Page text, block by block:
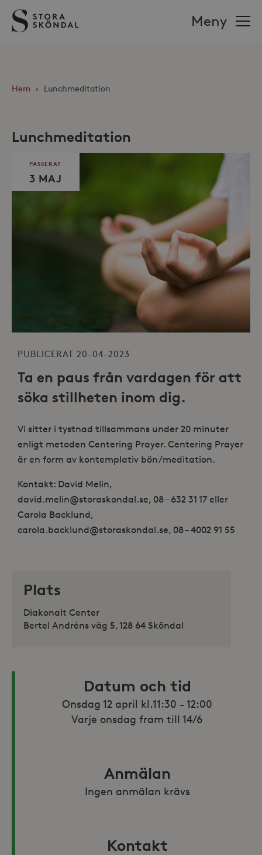
Stora
Sköndal
Meny
Hem › Lunchmeditation
Lunchmeditation
PASSERAT
3 MAJ
PUBLICERAT 20-04-2023
Ta en paus från vardagen för att
söka stillheten inom dig.
Vi sitter i tystnad tillsammans under 20 minuter
enligt metoden Centering Prayer. Centering Prayer
är en form av kontemplativ bön/meditation.
Kontakt: David Melin,
david.melin@storaskondal.se, 08 – 632 31 17 eller
Carola Backlund,
carola.backlund@storaskondal.se, 08 – 4002 91 55
Plats
Diakonalt Center
Bertel Andréns väg 5, 128 64 Sköndal
Datum och tid
Onsdag 12 april kl.11:30 - 12:00
Varje onsdag fram till 14/6
Anmälan
Ingen anmälan krävs
Kontakt